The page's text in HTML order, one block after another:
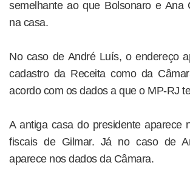
semelhante ao que Bolsonaro e Ana
na casa.
No caso de André Luís, o endereço
cadastro da Receita como da
acordo com os dados a que o MP-RJ
A antiga casa do presidente aparece
fiscais de Gilmar. Já no caso de
aparece nos dados da Câmara.